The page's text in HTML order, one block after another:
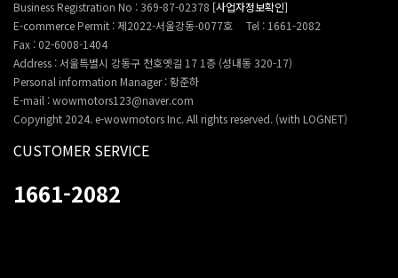
Business Registration No : 369-87-02378 [사업자정보확인]
E-commerce Permit : 제2022-서울강동-0077호
Tel : 1661-2082
Fax : 02-6008-1404
Address : 서울특별시 강동구 천호옛길 17 1층 (성내동 320-17)
Personal information Manager : 황준하
E-mail : wowmotors123@naver.com
Copyright 2024. e-wowmotors Inc. All rights reserved. (with LOGNET)
CUSTOMER SERVICE
1661-2082